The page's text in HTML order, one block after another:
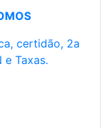
certidão, 2a
e Taxas.